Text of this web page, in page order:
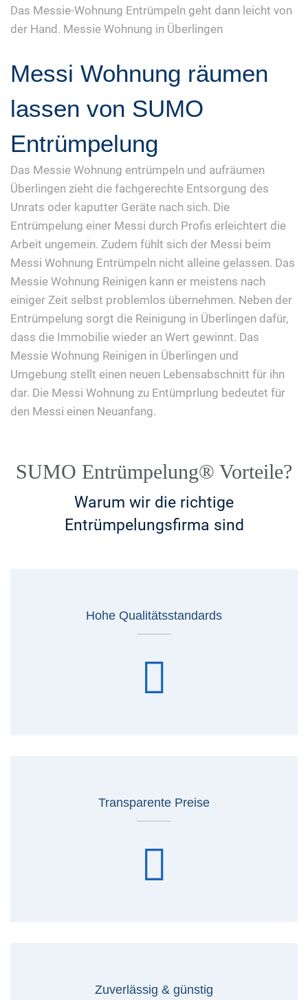
Das Messie-Wohnung Entrümpeln geht dann leicht von
der Hand. Messie Wohnung in Überlingen
Messi Wohnung räumen
lassen von SUMO
Entrümpelung
Das Messie Wohnung entrümpeln und aufräumen
Überlingen zieht die fachgerechte Entsorgung des
Unrats oder kaputter Geräte nach sich. Die
Entrümpelung einer Messi durch Profis erleichtert die
Arbeit ungemein. Zudem fühlt sich der Messi beim
Messi Wohnung Entrümpeln nicht alleine gelassen. Das
Messie Wohnung Reinigen kann er meistens nach
einiger Zeit selbst problemlos übernehmen. Neben der
Entrümpelung sorgt die Reinigung in Überlingen dafür,
dass die Immobilie wieder an Wert gewinnt. Das
Messie Wohnung Reinigen in Überlingen und
Umgebung stellt einen neuen Lebensabschnitt für ihn
dar. Die Messi Wohnung zu Entümprlung bedeutet für
den Messi einen Neuanfang.
SUMO Entrümpelung® Vorteile?
Warum wir die richtige
Entrümpelungsfirma sind
Hohe Qualitätsstandards
Transparente Preise
Zuverlässig & günstig